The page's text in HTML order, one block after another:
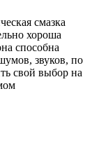
смазка
хороша
способна
звуков, по
свой выбор на